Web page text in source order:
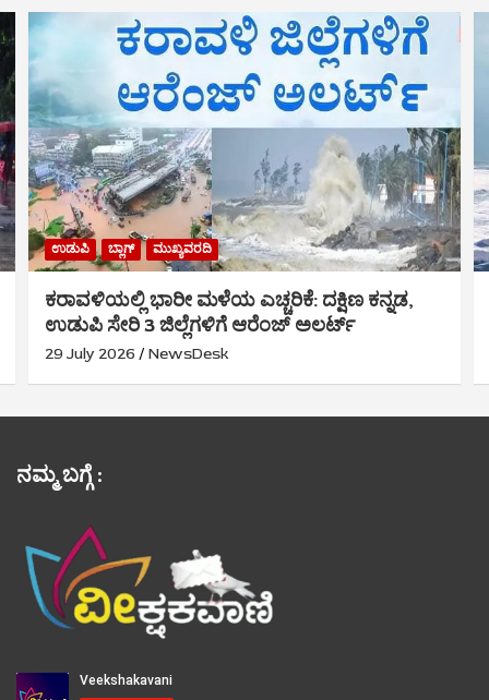
ಉಡುಪಿ ಬ್ಲಾಗ್ ಮುಖ್ಯವರದಿ
ಕರಾವಳಿಯಲ್ಲಿ ಭಾರೀ ಮಳೆಯ ಎಚ್ಚರಿಕೆ: ದಕ್ಷಿಣ ಕನ್ನಡ,
ಉಡುಪಿ ಸೇರಿ 3 ಜಿಲ್ಲೆಗಳಿಗೆ ಆರೆಂಜ್ ಅಲರ್ಟ್
29 July 2026 NewsDesk
ನಮ್ಮ ಬಗ್ಗೆ :